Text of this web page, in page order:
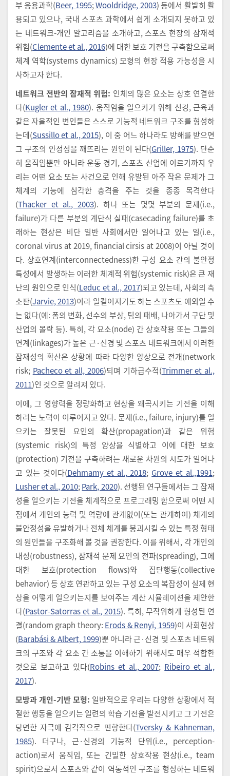
부 응용과학(Beer, 1995;Wooldridge, 2003) 등에서 활발히 활
용되고 있으나, 국내 스포츠 과학에서 쉽게 소개되지 못하고 있
는 네트워크-개인 알고리즘을 소개하고, 스포츠 현장의 잠재적
위험(Clemente et al., 2016)에 대한 보호 기전을 구축함으로써
체계 역학(systems dynamics) 모형의 현장 적용 가능성을 시
사하고자 한다.
네트워크 전반의 잠재적 위험: 인체의 많은 요소는 상호 연결한
다(Kugler et al., 1980). 움직임을 일으키기 위해 신경, 근육과
같은 자율적인 변인들은 스스로 기능적 네트워크 구조를 형성하
는데(Sussillo et al., 2015), 이 중 어느 하나라도 방해를 받으면
그 구조의 안정성을 깨뜨리는 원인이 된다(Griller, 1975). 단순
히 움직임뿐만 아니라 운동 경기, 스포츠 산업에 이르기까지 우
리는 어떤 요소 또는 사건으로 인해 유발된 아주 작은 문제가 그
체계의 기능에 심각한 충격을 주는 것을 종종 목격한다
(Thacker et al., 2003). 하나 또는 몇몇 부분의 문제(i.e.,
failure)가 다른 부분의 계단식 실패(casecading failure)를 초
래하는 현상은 비단 일반 사회에서만 일어나고 있는 일(i.e.,
coronal virus at 2019, financial cirsis at 2008)이 아닐 것이
다. 상호연계(interconnectedness)한 구성 요소 간의 불안정
특성에서 발생하는 이러한 체계적 위험(systemic risk)은 큰 재
난의 원인으로 인식(Leduc et al., 2017)되고 있는데, 사회의 축
소판(Jarvie, 2013)이라 일컬어지기도 하는 스포츠도 예외일 수
는 없다(예: 폼의 변화, 선수의 부상, 팀의 패배, 나아가서 구단 및
산업의 몰락 등). 특히, 각 요소(node) 간 상호작용 또는 그들의
연계(linkages)가 높은 근·신경 및 스포츠 네트워크에서 이러한
잠재성의 확산은 상황에 따라 다양한 양상으로 전개(network
risk; Pacheco et all, 2006)되며 기하급수적(Trimmer et al.,
2011)인 것으로 알려져 있다.
이에, 그 영향력을 정량화하고 현상을 왜곡시키는 기전을 이해
하려는 노력이 이루어지고 있다. 문제(i.e., failure, injury)를 일
으키는 잘못된 요인의 확산(propagation)과 같은 위험
(systemic risk)의 특정 양상을 식별하고 이에 대한 보호
(protection) 기전을 구축하려는 새로운 차원의 시도가 일어나
고 있는 것이다(Dehmamy et al., 2018; Grove et al.,1991;
Lusher et al., 2010; Park, 2020). 선행된 연구들에서는 그 잠재
성을 일으키는 기전을 체계적으로 프로그래밍 함으로써 어떤 시
점에서 개인의 능력 및 역량에 관계없이(또는 관계하여) 체계의
불안정성을 유발하거나 전체 체계를 붕괴시킬 수 있는 특정 형태
의 원인들을 구조화해 볼 것을 권장한다. 이를 위해서, 각 개인의
내성(robustness), 잠재적 문제 요인의 전파(spreading), 그에
대한 보호(protection flows)와 집단행동(collective
behavior) 등 상호 연관하고 있는 구성 요소의 복잡성이 실제 현
상을 어떻게 일으키는지를 보여주는 계산 시뮬레이션을 제안한
다(Pastor-Satorras et al., 2015). 특히, 무작위하게 형성된 연
결(random graph theory: Erods & Renyi, 1959)이 사회현상
(Barabási & Albert, 1999)뿐 아니라 근·신경 및 스포츠 네트워
크의 구조와 각 요소 간 소통을 이해하기 위해서도 매우 적합한
것으로 보고하고 있다(Robins et al., 2007; Ribeiro et al.,
2017).
모방과 개인-기반 모형: 일반적으로 우리는 다양한 상황에서 적
절한 행동을 일으키는 일련의 학습 기전을 발전시키고 그 기전은
당면한 자극에 감각적으로 편향한다(Tversky & Kahneman,
1985). 더구나, 근·신경의 기능적 단위(i.e., perception-
action)로서 움직임, 또는 긴밀한 상호작용 현상(i.e., team
spirit)으로서 스포츠와 같이 역동적인 구조를 형성하는 네트워